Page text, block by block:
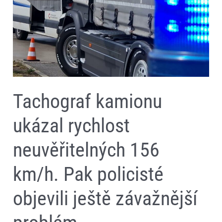
Tachograf kamionu
ukázal rychlost
neuvěřitelných 156
km/h. Pak policisté
objevili ještě závažnější
policisté
objevili
ještě
závažnější
problém